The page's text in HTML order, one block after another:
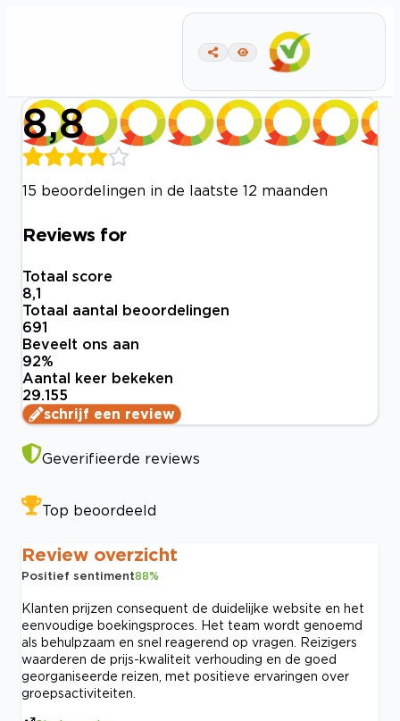
8,8
15 beoordelingen in de laatste 12 maanden
Reviews for
Totaal score
8,1
Totaal aantal beoordelingen
691
Beveelt ons aan
92%
Aantal keer bekeken
29.155
schrijf een review
Geverifieerde reviews
Top beoordeeld
Review overzicht
Positief sentiment88%
Klanten prijzen consequent de duidelijke website en het
eenvoudige boekingsproces. Het team wordt genoemd
als behulpzaam en snel reagerend op vragen. Reizigers
waarderen de prijs-kwaliteit verhouding en de goed
georganiseerde reizen, met positieve ervaringen over
groepsactiviteiten.